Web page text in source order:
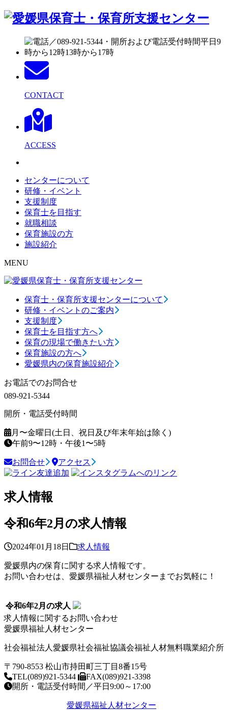
CONTACT
ACCESS
センターについて
研修・イベント
支援制度
保育士を目指す
就職相談
保育施設の方
施設紹介
MENU
保育士・保育所支援センターについて
研修・イベントのご案内
支援制度
保育士を目指す方へ
保育の現場で働きたい方
保育施設の方へ
愛媛県内の保育施設紹介
お電話でのお問合せ
089-921-5344
開所・電話受付時間
月〜金曜日(土日、祝日及び年末年始は除く)
午前9〜12時・午後1〜5時
お問合せ アクセス
求人情報
令和6年2月の求人情報
2024年01月18日 求人情報
愛媛県内の保育に関する求人情報です。
お問い合わせは、愛媛県福祉人材センターまでお気軽に！
令和6年2月の求人
求人情報に関するお問い合わせ
愛媛県福祉人材センター
社会福祉法人愛媛県社会福祉協議会福祉人材無料職業紹介所
〒790-8553 松山市持田町三丁目8番15号
TEL(089)921-5344
FAX(089)921-3398
開所・電話受付時間／平日9:00～17:00
愛媛県福祉人材センター